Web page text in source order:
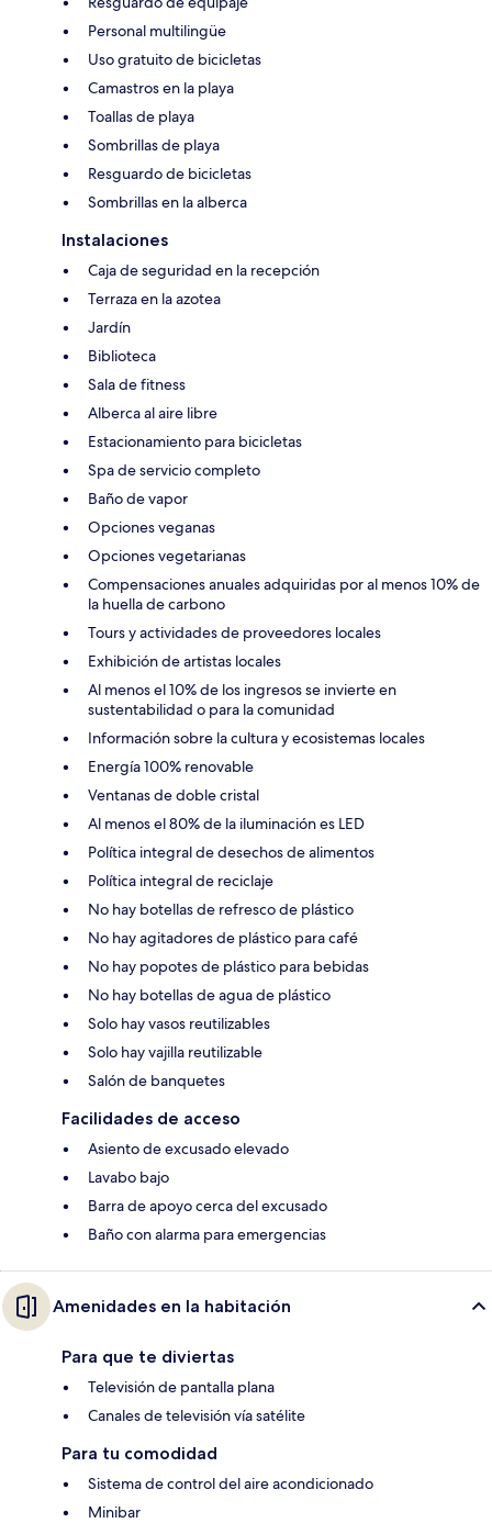
Personal multilingüe
Uso gratuito de bicicletas
Camastros en la playa
Toallas de playa
Sombrillas de playa
Resguardo de bicicletas
Sombrillas en la alberca
Instalaciones
Caja de seguridad en la recepción
Terraza en la azotea
Jardín
Biblioteca
Sala de fitness
Alberca al aire libre
Estacionamiento para bicicletas
Spa de servicio completo
Baño de vapor
Opciones veganas
Opciones vegetarianas
Compensaciones anuales adquiridas por al menos 10% de
la huella de carbono
Tours y actividades de proveedores locales
Exhibición de artistas locales
Al menos el 10% de los ingresos se invierte en
sustentabilidad o para la comunidad
Información sobre la cultura y ecosistemas locales
Energía 100% renovable
Ventanas de doble cristal
Al menos el 80% de la iluminación es LED
Política integral de desechos de alimentos
Política integral de reciclaje
No hay botellas de refresco de plástico
No hay agitadores de plástico para café
No hay popotes de plástico para bebidas
No hay botellas de agua de plástico
Solo hay vasos reutilizables
Solo hay vajilla reutilizable
Salón de banquetes
Facilidades de acceso
Asiento de excusado elevado
Lavabo bajo
Barra de apoyo cerca del excusado
Baño con alarma para emergencias
Amenidades en la habitación
Para que te diviertas
Televisión de pantalla plana
Canales de televisión vía satélite
Para tu comodidad
Sistema de control del aire acondicionado
Minibar